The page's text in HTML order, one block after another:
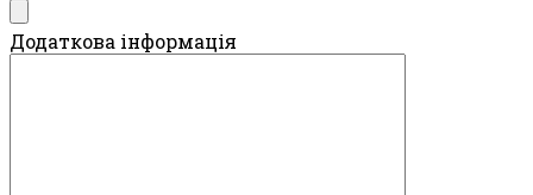
Додаткова інформація